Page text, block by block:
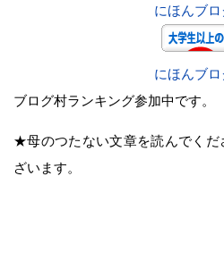
にほんブ
にほんブ
ブログ村ランキング参加中です。
★母のつたない文章を読んでくだ
ざいます。